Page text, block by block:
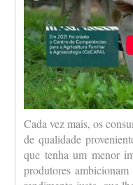
Cada vez mais, os
de qualidade
que tenha um menor
produtores